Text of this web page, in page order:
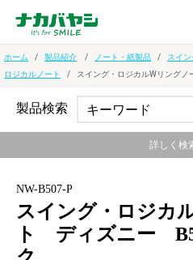
ホーム 製品紹介 ノート・紙製品 スイ
ロジカルノート
スイング・ロジカルWリン
NW-B507-P
スイング・ロジカ
ト ディズニー
製品検索
詳しく検